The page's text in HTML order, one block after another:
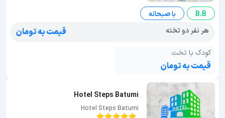
B.B
با صبحانه
هر نفر دو تخته
قیمت به تومان
کودک با تخت
قیمت به تومان
Hotel Steps Batumi
Hotel Steps Batumi